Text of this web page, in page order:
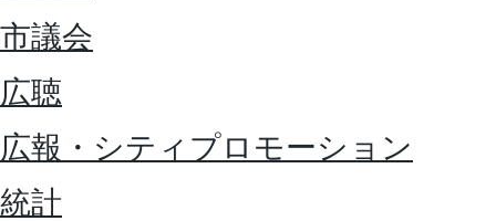
市議会
広聴
広報・シティプロモーション
統計